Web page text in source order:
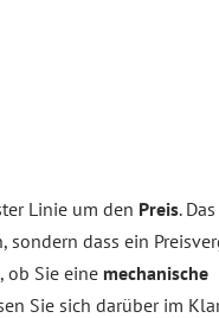
Linie um den Preis. Das
sondern dass ein
ob Sie eine mechanische
Sie sich darüber im